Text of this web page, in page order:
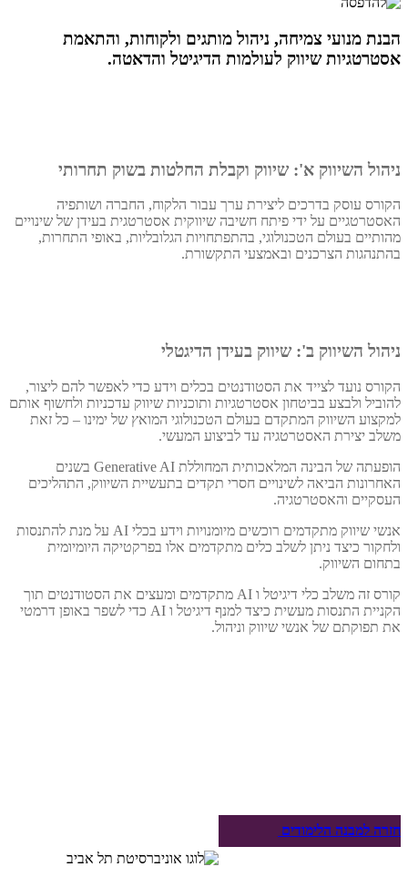
הבנת מנועי צמיחה, ניהול מותגים ולקוחות, והתאמת
אסטרטגיות שיווק לעולמות הדיגיטל והדאטה.
ניהול השיווק א': שיווק וקבלת החלטות בשוק תחרותי
הקורס עוסק בדרכים ליצירת ערך עבור הלקוח, החברה ושותפיה
האסטרטגיים על ידי פיתח חשיבה שיווקית אסטרטגית בעידן של שינויים
מהותיים בעולם הטכנולוגי, בהתפתחויות הגלובליות, באופי התחרות,
בהתנהגות הצרכנים ובאמצעי התקשורת.
ניהול השיווק ב': שיווק בעידן הדיגטלי
הקורס נועד לצייד את הסטודנטים בכלים וידע כדי לאפשר להם ליצור,
להוביל ולבצע בביטחון אסטרטגיות ותוכניות שיווק עדכניות ולחשוף אותם
למקצוע השיווק המתקדם בעולם הטכנולוגי המואץ של ימינו – כל זאת
משלב יצירת האסטרטגיה עד לביצוע המעשי.
הופעתה של הבינה המלאכותית המחוללת Generative AI בשנים
האחרונות הביאה לשינויים חסרי תקדים בתעשיית השיווק, התהליכים
העסקיים והאסטרטגיה.
אנשי שיווק מתקדמים רוכשים מיומנויות וידע בכלי AI על מנת להתנסות
ולחקור כיצד ניתן לשלב כלים מתקדמים אלו בפרקטיקה היומיומית
בתחום השיווק.
קורס זה משלב כלי דיגיטל ו AI מתקדמים ומעצים את הסטודנטים תוך
הקניית התנסות מעשית כיצד למנף דיגיטל ו AI כדי לשפר באופן דרמטי
את תפוקתם של אנשי שיווק וניהול.
חזרה למבנה הלימודים